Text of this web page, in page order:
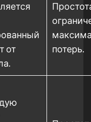
от
потерь.